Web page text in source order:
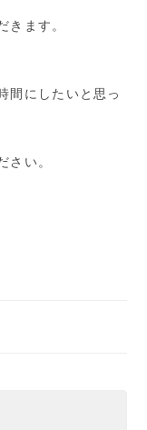
きます。
間にしたいと思っ
さい。